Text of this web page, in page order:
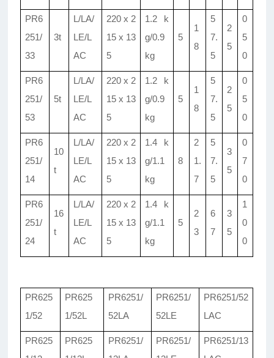
PR6
251/
33
3t
L/LA/
LE/L
AC
220 x 2
15 x 13
5
1.2 k
g/0.9
kg
5
1
8
5
7.
5
2
5
0
5
0
PR6
251/
53
5t
L/LA/
LE/L
AC
220 x 2
15 x 13
5
1.2 k
g/0.9
kg
5
1
8
5
7.
5
2
5
0
5
0
PR6
251/
14
10
t
L/LA/
LE/L
AC
220 x 2
15 x 13
5
1.4 k
g/1.1
kg
8
2
1.
7
5
7.
5
3
5
0
7
0
PR6
251/
24
16
t
L/LA/
LE/L
AC
220 x 2
15 x 13
5
1.4 k
g/1.1
kg
5
2
3
6
7
3
5
1
0
0
PR625
1/52
PR625
1/52L
PR6251/
52LA
PR6251/
52LE
PR6251/52
LAC
PR625
PR625
PR6251/
PR6251/
PR6251/13